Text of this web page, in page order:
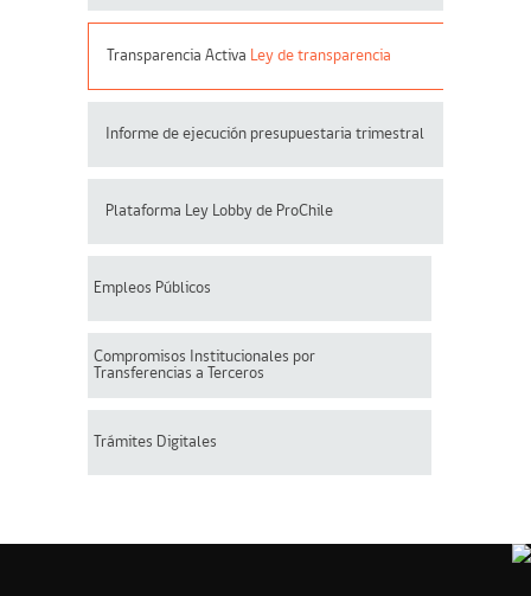
Transparencia Activa Ley de transparencia
Informe de ejecución presupuestaria trimestral
Plataforma Ley Lobby de ProChile
Empleos Públicos
Compromisos Institucionales por
Transferencias a Terceros
Trámites Digitales